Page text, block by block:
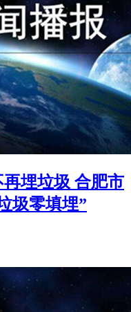
再埋垃圾 合肥市
圾零填埋”